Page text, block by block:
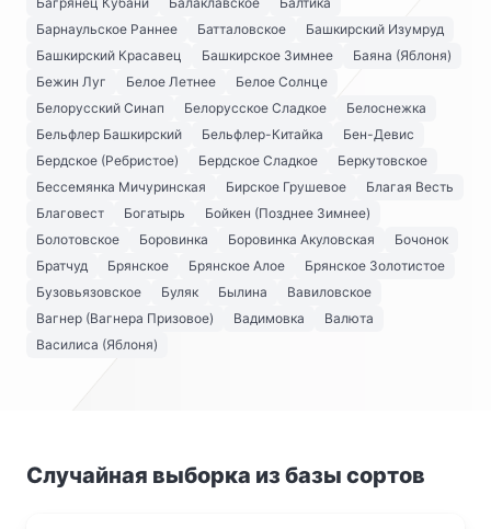
Барнаульское Раннее
Батталовское
Башкирский Изумруд
Башкирский Красавец
Башкирское Зимнее
Баяна (Яблоня)
Бежин Луг
Белое Летнее
Белое Солнце
Белорусский Синап
Белорусское Сладкое
Белоснежка
Бельфлер Башкирский
Бельфлер-Китайка
Бен-Девис
Бердское (Ребристое)
Бердское Сладкое
Беркутовское
Бессемянка Мичуринская
Бирское Грушевое
Благая Весть
Благовест
Богатырь
Бойкен (Позднее Зимнее)
Болотовское
Боровинка Боровинка Акуловская
Бочонок
Братчуд
Брянское Брянское Алое
Брянское Золотистое
Бузовьязовское
Буляк Былина
Вавиловское
Вагнер (Вагнера Призовое)
Вадимовка
Валюта
Василиса (Яблоня)
Случайная выборка из базы сортов